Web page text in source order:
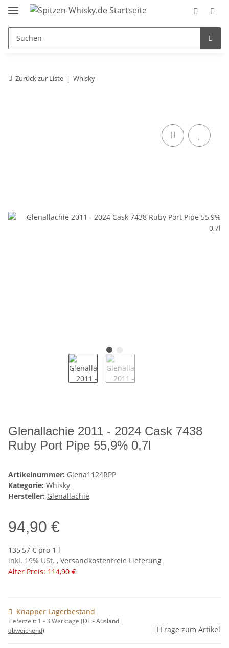
Zurück zur Liste Whisky
Glenallachie 2011 - 2024 Cask 7438
Ruby Port Pipe 55,9% 0,7l
Artikelnummer: Glena1124RPP
Kategorie: Whisky
Hersteller: Glenallachie
94,90 €
135,57 € pro 1 l
inkl. 19% USt. , Versandkostenfreie Lieferung
Alter Preis: 114,90 €
Knapper Lagerbestand
Lieferzeit: 1 - 3 Werktage (DE - Ausland
abweichend)
Frage zum Artikel